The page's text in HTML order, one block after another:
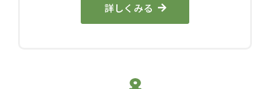
詳しくみる